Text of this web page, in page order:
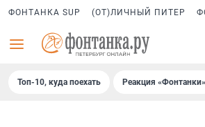
ФОНТАНКА SUP (ОТ)ЛИЧНЫЙ ПИТЕР
Топ-10, куда поехать Реакция «Фонтанки»